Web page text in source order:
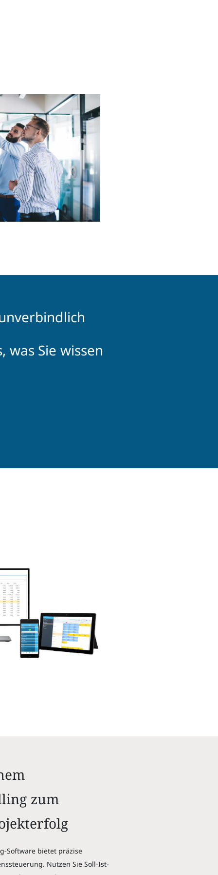
Sie wissen
zum
Software bietet präzise
Nutzen Sie Soll-Ist-